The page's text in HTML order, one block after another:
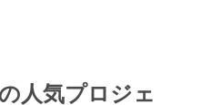
人気プロジェ